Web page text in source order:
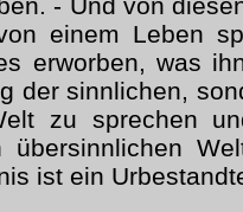
einem Leben
erworben, was
der sinnlichen,
zu sprechen
übersinnlichen
ist ein